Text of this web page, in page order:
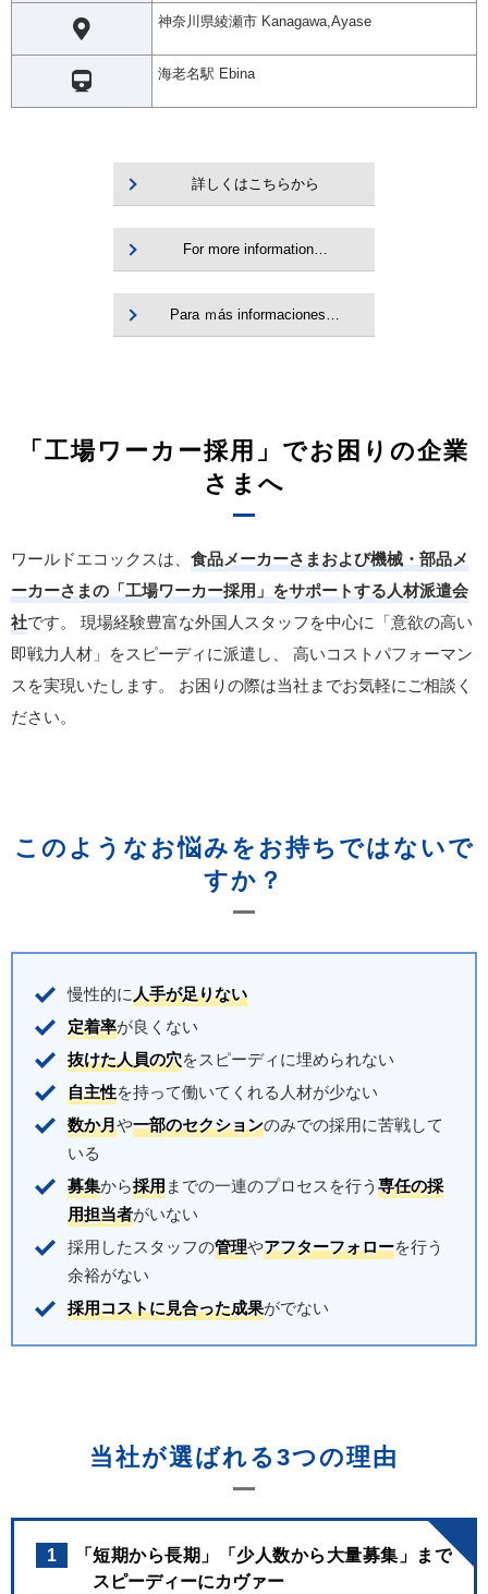
神奈川県綾瀬市 Kanagawa,Ayase
海老名駅 Ebina
詳しくはこちらから
For more information…
Para ｍás informaciones…
「工場ワーカー採用」でお困りの企業
さまへ
ワールドエコックスは、 食品メーカーさまおよび機械・部品メ
ーカーさまの「工場ワーカー採用」をサポートする人材派遣会
社です。
現場経験豊富な外国人スタッフを中心に「意欲の高い
即戦力人材」をスピーディに派遣し、
高いコストパフォーマン
スを実現いたします。
お困りの際は当社までお気軽にご相談く
ださい。
このようなお悩みをお持ちではないで
すか？
慢性的に人手が足りない
定着率が良くない
抜けた人員の穴をスピーディに埋められない
自主性を持って働いてくれる人材が少ない
数か月や一部のセクションのみでの採用に苦戦して
いる
募集から採用までの一連のプロセスを行う 専任の採
用担当者がいない
採用したスタッフの管理やアフターフォローを行う
余裕がない
採用コストに見合った成果がでない
当社が選ばれる3つの理由
1
「短期から長期」「少人数から大量募集」まで
スピーディーにカヴァー